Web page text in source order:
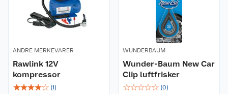
ANDRE MERKEVARER
Rawlink 12V
kompressor
☆☆☆☆☆ (1)
WUNDERBAUM
Wunder-Baum New Car
Clip luftfrisker
☆☆☆☆☆ (0)
Butikker
Retur- og angrerett
Reklamasjon
Våre merkevarer
Kjøpsvilkår
Personvern
Lavprisløfte
Hageinspirasjon